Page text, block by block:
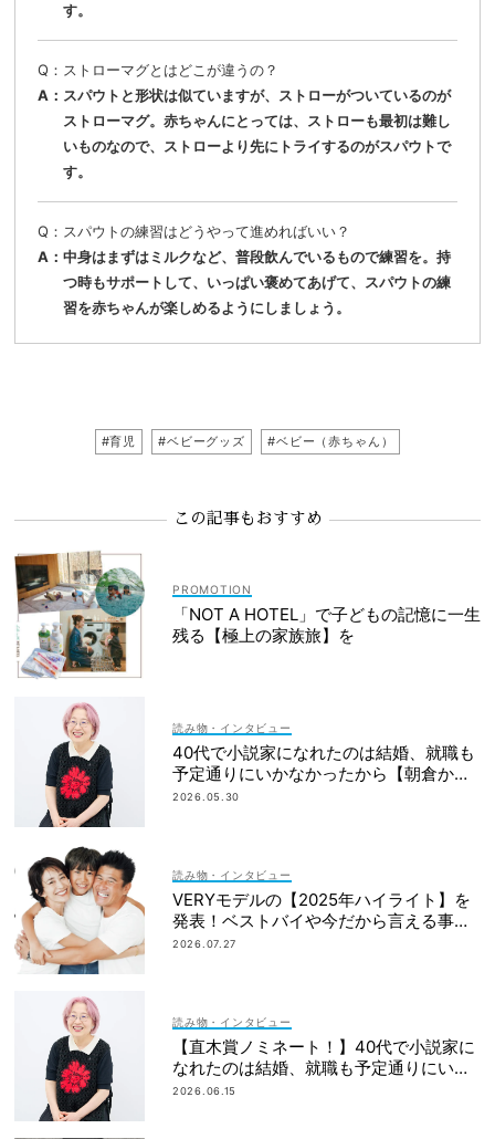
す。
ストローマグとはどこが違うの？
スパウトと形状は似ていますが、ストローがついているのが
ストローマグ。赤ちゃんにとっては、ストローも最初は難し
いものなので、ストローより先にトライするのがスパウトで
す。
スパウトの練習はどうやって進めればいい？
中身はまずはミルクなど、普段飲んでいるもので練習を。持
つ時もサポートして、いっぱい褒めてあげて、スパウトの練
習を赤ちゃんが楽しめるようにしましょう。
#育児 #ベビーグッズ #ベビー（赤ちゃん）
この記事もおすすめ
「NOT A HOTEL」で子どもの記憶に一生
残る【極上の家族旅】を
読み物・インタビュー
40代で小説家になれたのは結婚、就職も
予定通りにいかなかったから【朝倉かす
みさん】
2026.05.30
読み物・インタビュー
VERYモデルの【2025年ハイライト】を
発表！ベストバイや今だから言える事件
簿も大公開
2026.07.27
読み物・インタビュー
【直木賞ノミネート！】40代で小説家に
なれたのは結婚、就職も予定通りにいか
なかったから｜朝倉かすみさん
2026.06.15